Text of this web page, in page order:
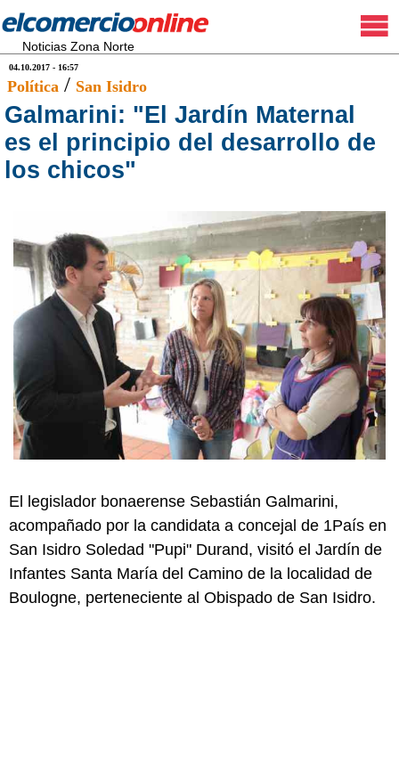
Noticias Zona Norte
04.10.2017 - 16:57
Política / San Isidro
Galmarini: "El Jardín Maternal
es el principio del desarrollo de
los chicos"
El legislador bonaerense Sebastián Galmarini,
acompañado por la candidata a concejal de 1País en
San Isidro Soledad "Pupi" Durand, visitó el Jardín de
Infantes Santa María del Camino de la localidad de
Boulogne, perteneciente al Obispado de San Isidro.